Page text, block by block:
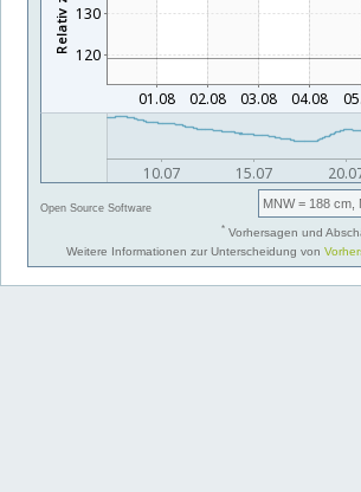
Open Source Software MNW= 188 cm,
* Vorhersagen und
Weitere Informationen zur Unterscheidung von